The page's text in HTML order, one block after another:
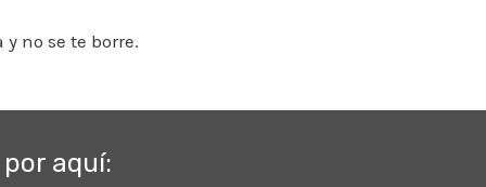
no se te borre.
aquí: